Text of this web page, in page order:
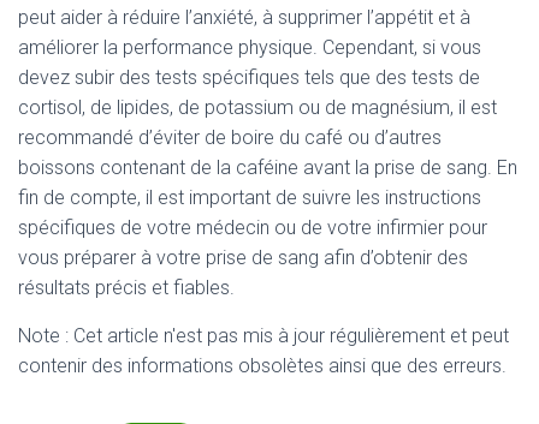
peut aider à réduire l’anxiété, à supprimer l’appétit et à
améliorer la performance physique. Cependant, si vous
devez subir des tests spécifiques tels que des tests de
cortisol, de lipides, de potassium ou de magnésium, il est
recommandé d’éviter de boire du café ou d’autres
boissons contenant de la caféine avant la prise de sang. En
fin de compte, il est important de suivre les instructions
spécifiques de votre médecin ou de votre infirmier pour
vous préparer à votre prise de sang afin d’obtenir des
résultats précis et fiables.
Note : Cet article n'est pas mis à jour régulièrement et peut
contenir des informations obsolètes ainsi que des erreurs.